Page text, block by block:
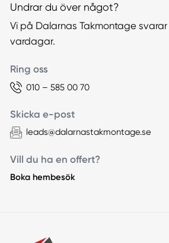
Undrar du över något?
Vi på Dalarnas Takmontage
vardagar.
Ring oss
010 – 585 00 70
Skicka e-post
leads@dalarnastakmontage.se
Vill du ha en offert?
Boka hembesök